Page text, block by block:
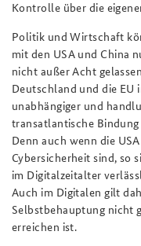
Kontrolle über die
Politik und Wirtschaft
mit den USA und China
nicht außer Acht
Deutschland und die EU
unabhängiger und
transatlantische
Denn auch wenn die
Cybersicherheit sind, so
im Digitalzeitalter
Auch im Digitalen gilt
Selbstbehauptung nicht
erreichen ist.